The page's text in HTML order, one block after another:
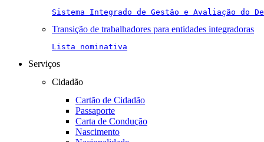
Sistema Integrado de Gestão e Avaliação do
Transição de trabalhadores para entidades integradoras
Lista nominativa
Serviços
Cidadão
Cartão de Cidadão
Passaporte
Carta de Condução
Nascimento